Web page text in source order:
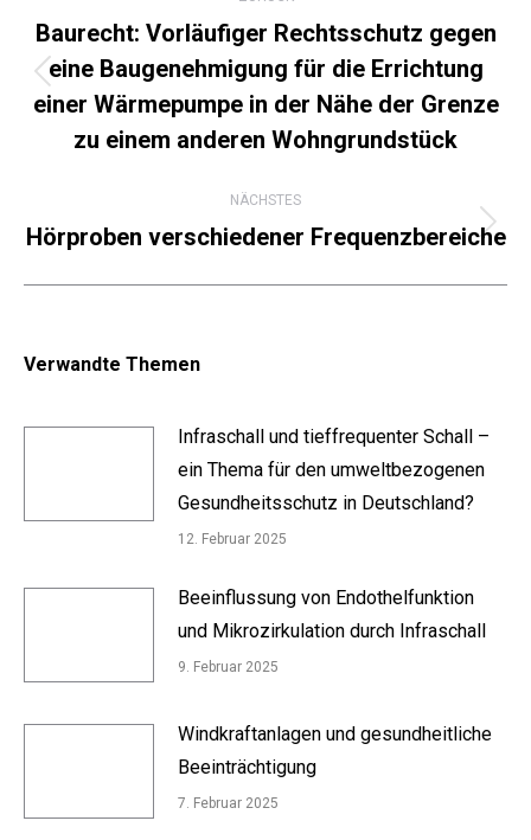
Vorheriger
Beitrag:
Baurecht: Vorläufiger Rechtsschutz gegen
eine Baugenehmigung für die Errichtung
einer Wärmepumpe in der Nähe der Grenze
zu einem anderen Wohngrundstück
NÄCHSTES
Nächster
Hörproben verschiedener Frequenzbereiche
Verwandte Themen
Infraschall und tieffrequenter Schall –
ein Thema für den umweltbezogenen
Gesundheitsschutz in Deutschland?
12. Februar 2025
Beeinflussung von Endothelfunktion
und Mikrozirkulation durch Infraschall
9. Februar 2025
Windkraftanlagen und gesundheitliche
Beeinträchtigung
7. Februar 2025